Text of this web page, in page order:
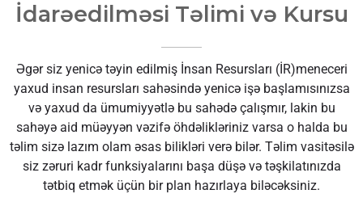
İdarəedilməsi Təlimi və Kursu
Əgər siz yenicə təyin edilmiş İnsan Resursları (İR)meneceri
yaxud insan resursları sahəsində yenicə işə başlamısınızsa
və yaxud da ümumiyyətlə bu sahədə çalışmır, lakin bu
sahəyə aid müəyyən vəzifə öhdəlikləriniz varsa o halda bu
təlim sizə lazım olam əsas bilikləri verə bilər. Təlim vasitəsilə
siz zəruri kadr funksiyalarını başa düşə və təşkilatınızda
tətbiq etmək üçün bir plan hazırlaya biləcəksiniz.